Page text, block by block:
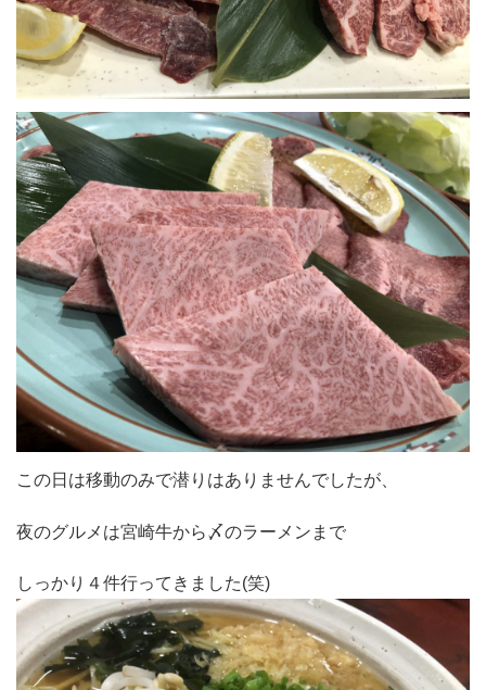
この日は移動のみで潜りはありませんでしたが、
夜のグルメは宮崎牛から〆のラーメンまで
しっかり４件行ってきました(笑)